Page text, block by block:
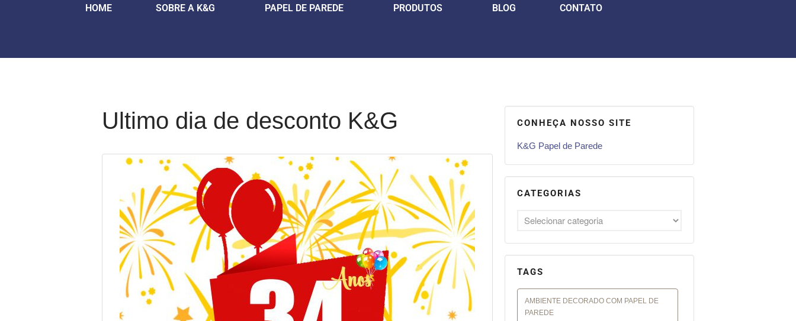
HOME SOBRE A K&G PAPEL DE PAREDE PRODUTOS BLOG CONTATO
Ultimo dia de desconto K&G CONHEÇA NOSSO SITE
K&G Papel de Parede
CATEGORIAS
TAGS
AMBIENTE DECORADO COM PAPEL DE
PAREDE